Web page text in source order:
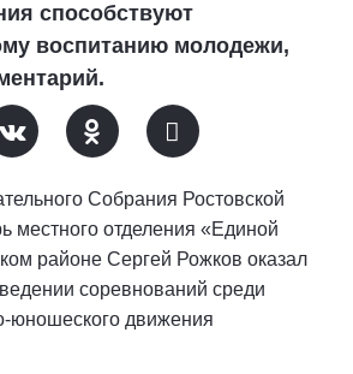
способствуют
воспитанию молодежи,
Собрания Ростовской
местного отделения «Единой
районе Сергей Рожков оказал
соревнований среди
юношеского движения